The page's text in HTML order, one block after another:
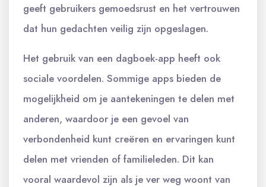
geeft gebruikers gemoedsrust en het vertrouwen
dat hun gedachten veilig zijn opgeslagen.
Het gebruik van een dagboek-app heeft ook
sociale voordelen. Sommige apps bieden de
mogelijkheid om je aantekeningen te delen met
anderen, waardoor je een gevoel van
verbondenheid kunt creëren en ervaringen kunt
delen met vrienden of familieleden. Dit kan
vooral waardevol zijn als je ver weg woont van